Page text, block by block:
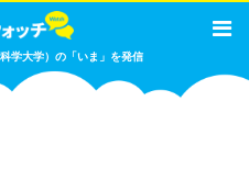
学大学）の「いま」を発信